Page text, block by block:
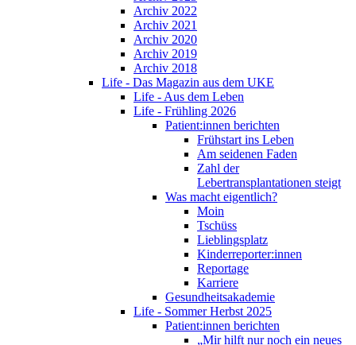
Archiv 2022
Archiv 2021
Archiv 2020
Archiv 2019
Archiv 2018
Life - Das Magazin aus dem UKE
Life - Aus dem Leben
Life - Frühling 2026
Patient:innen berichten
Frühstart ins Leben
Am seidenen Faden
Zahl der
Lebertransplantationen steigt
Was macht eigentlich?
Moin
Tschüss
Lieblingsplatz
Kinderreporter:innen
Reportage
Karriere
Gesundheitsakademie
Life - Sommer Herbst 2025
Patient:innen berichten
„Mir hilft nur noch ein neues